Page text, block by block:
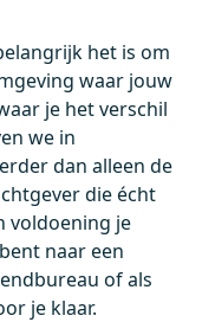
het is om
waar jouw
je het verschil
we in
dan alleen de
die écht
voldoening je
naar een
of als
je klaar.